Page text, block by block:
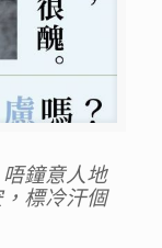
鐘意人地
標冷汗個